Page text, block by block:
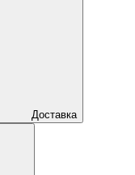
Доставка